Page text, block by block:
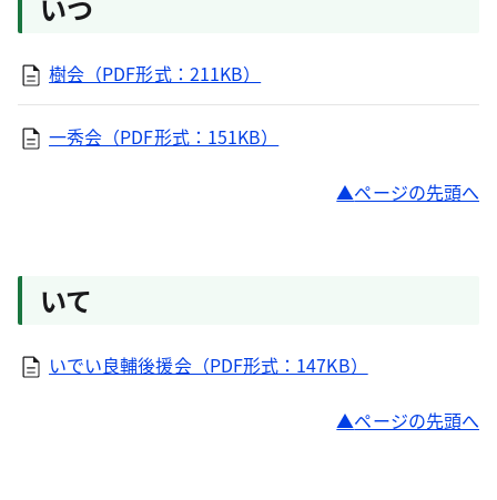
いつ
樹会（PDF形式：211KB）
一秀会（PDF形式：151KB）
ページの先頭へ
いて
いでい良輔後援会（PDF形式：147KB）
ページの先頭へ